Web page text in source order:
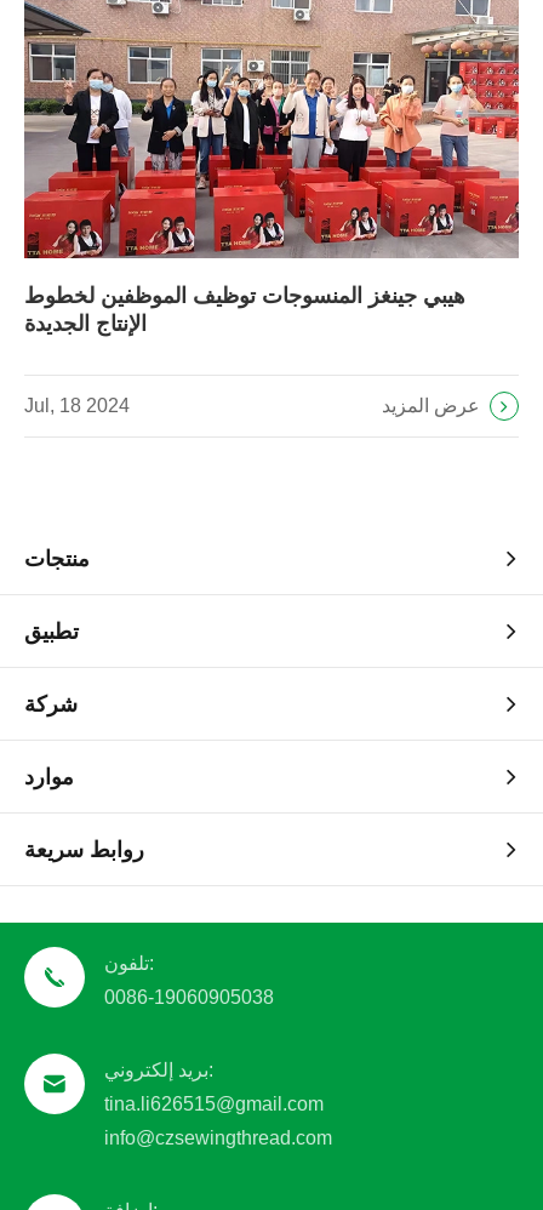
هيبي جينغز المنسوجات توظيف الموظفين لخطوط
الإنتاج الجديدة
Jul, 18 2024 عرض المزيد
منتجات
تطبيق
شركة
موارد
روابط سريعة
تلفون:
0086-19060905038
بريد إلكتروني:
tina.li626515@gmail.com
info@czsewingthread.com